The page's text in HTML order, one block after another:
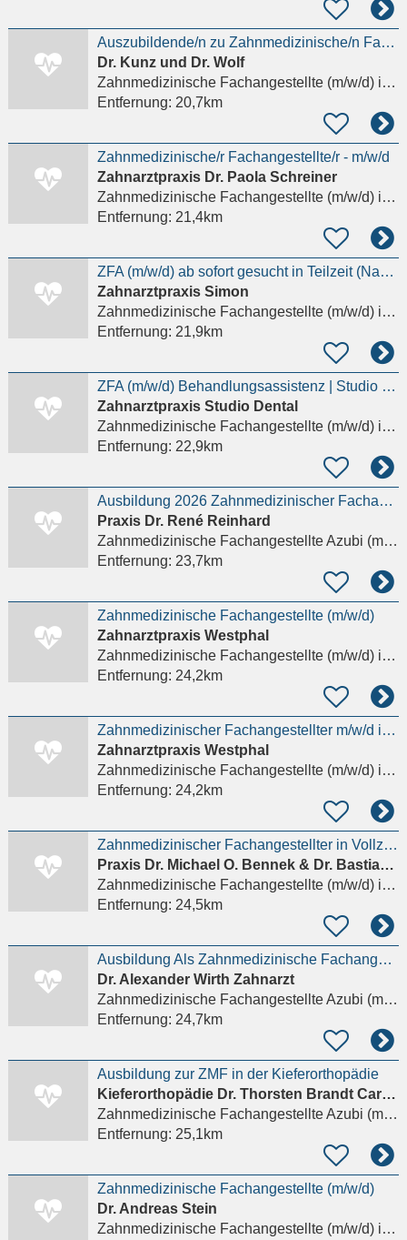
Auszubildende/n zu Zahnmedizinische/n Fachangestellte/n ZFA (m/w/d)
Dr. Kunz und Dr. Wolf
Zahnmedizinische Fachangestellte (m/w/d)in Hofheim am Taunus
Entfernung: 20,7km
Zahnmedizinische/r Fachangestellte/r - m/w/d
Zahnarztpraxis Dr. Paola Schreiner
Zahnmedizinische Fachangestellte (m/w/d)in Mainz, Mombach
Entfernung: 21,4km
ZFA (m/w/d) ab sofort gesucht in Teilzeit (Nachmittag)
Zahnarztpraxis Simon
Zahnmedizinische Fachangestellte (m/w/d)in Ober-Ramstadt
Entfernung: 21,9km
ZFA (m/w/d) Behandlungsassistenz | Studio Dental Neu-Isenburg
Zahnarztpraxis Studio Dental
Zahnmedizinische Fachangestellte (m/w/d)in Neu-Isenburg
Entfernung: 22,9km
Ausbildung 2026 Zahnmedizinischer Fachangestellter m/w/d - WIESBADEN-BIEBRICH
Praxis Dr. René Reinhard
Zahnmedizinische Fachangestellte Azubi (m/w/d)
Entfernung: 23,7km
Zahnmedizinische Fachangestellte (m/w/d)
Zahnarztpraxis Westphal
Zahnmedizinische Fachangestellte (m/w/d)in Wiesbaden, Bierstadt
Entfernung: 24,2km
Zahnmedizinischer Fachangestellter m/w/d in Voll-/Teilzeit - WIESBADEN-BIERSTADT -
Zahnarztpraxis Westphal
Zahnmedizinische Fachangestellte (m/w/d)in Wiesbaden, Bierstadt
Entfernung: 24,2km
Zahnmedizinischer Fachangestellter in Vollzeit 34 Std. / Teilzeit - MEDICUM -
Praxis Dr. Michael O. Bennek & Dr. Bastian L. J. Schmidt
Zahnmedizinische Fachangestellte (m/w/d)in Wiesbaden
Entfernung: 24,5km
Ausbildung Als Zahnmedizinische Fachangestellte Zfa (m/w/d)
Dr. Alexander Wirth Zahnarzt
Zahnmedizinische Fachangestellte Azubi (m/w/d)
Entfernung: 24,7km
Ausbildung zur ZMF in der Kieferorthopädie
Kieferorthopädie Dr. Thorsten Brandt Carmen Gunkel M.Sc.
Zahnmedizinische Fachangestellte Azubi (m/w/d)
Entfernung: 25,1km
Zahnmedizinische Fachangestellte (m/w/d)
Dr. Andreas Stein
Zahnmedizinische Fachangestellte (m/w/d)in Wiesbaden